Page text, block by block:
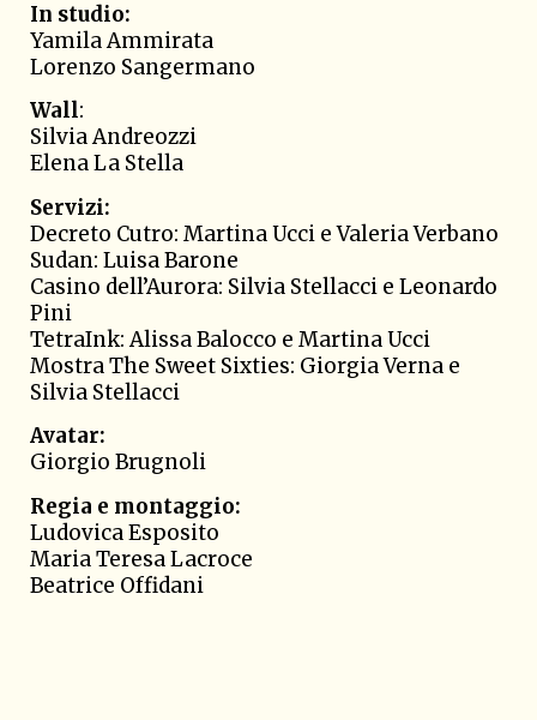
In studio:
Yamila Ammirata
Lorenzo Sangermano
Wall:
Silvia Andreozzi
Elena La Stella
Servizi:
Decreto Cutro: Martina Ucci e Valeria Verbano
Sudan: Luisa Barone
Casino dell’Aurora: Silvia Stellacci e Leonardo
Pini
TetraInk: Alissa Balocco e Martina Ucci
Mostra The Sweet Sixties: Giorgia Verna e
Silvia Stellacci
Avatar:
Giorgio Brugnoli
Regia e montaggio:
Ludovica Esposito
Maria Teresa Lacroce
Beatrice Offidani